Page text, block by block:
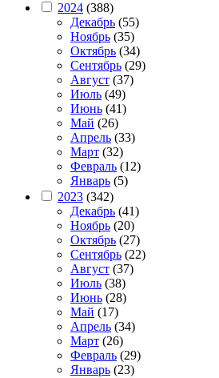
2024 (388)
Декабрь (55)
Ноябрь (35)
Октябрь (34)
Сентябрь (29)
Август (37)
Июль (49)
Июнь (41)
Май (26)
Апрель (33)
Март (32)
Февраль (12)
Январь (5)
2023 (342)
Декабрь (41)
Ноябрь (20)
Октябрь (27)
Сентябрь (22)
Август (37)
Июль (38)
Июнь (28)
Май (17)
Апрель (34)
Март (26)
Февраль (29)
Январь (23)